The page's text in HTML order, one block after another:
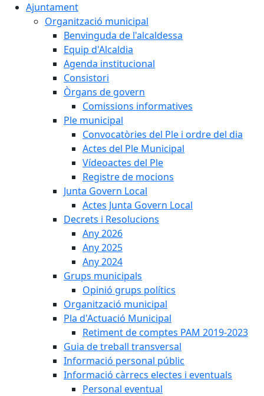
Ajuntament
Organització municipal
Benvinguda de l'alcaldessa
Equip d'Alcaldia
Agenda institucional
Consistori
Òrgans de govern
Comissions informatives
Ple municipal
Convocatòries del Ple i ordre del dia
Actes del Ple Municipal
Vídeoactes del Ple
Registre de mocions
Junta Govern Local
Actes Junta Govern Local
Decrets i Resolucions
Any 2026
Any 2025
Any 2024
Grups municipals
Opinió grups polítics
Organització municipal
Pla d'Actuació Municipal
Retiment de comptes PAM 2019-2023
Guia de treball transversal
Informació personal públic
Informació càrrecs electes i eventuals
Personal eventual